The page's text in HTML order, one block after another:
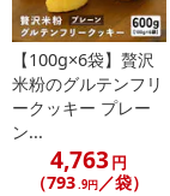
【100g×6袋】贅沢
米粉のグルテンフリ
ークッキー プレー
ン...
4,763円
（793.9円／袋）